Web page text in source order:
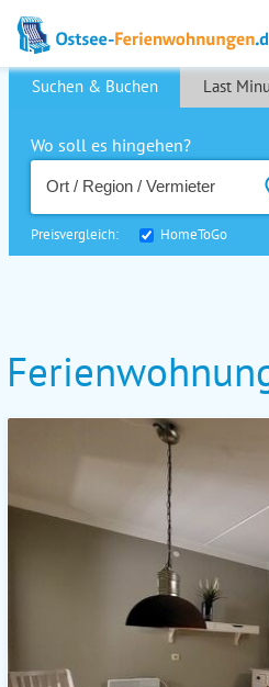
Suchen & Buchen Last
Wo soll es hingehen?
Preisvergleich: HomeToGo